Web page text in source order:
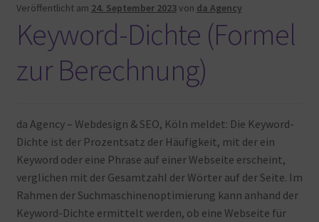
Veröffentlicht am 24. September 2023von da Agency
Keyword-Dichte (Formel
zur Berechnung)
da Agency – Webdesign & SEO, Köln meldet: Die Keyword-
Dichte ist der Prozentsatz der Häufigkeit, mit der ein
Keyword oder eine Phrase auf einer Webseite erscheint,
verglichen mit der Gesamtzahl der Wörter auf der Seite. Im
Rahmen der Suchmaschinenoptimierung kann anhand der
Keyword-Dichte ermittelt werden, ob eine Webseite für